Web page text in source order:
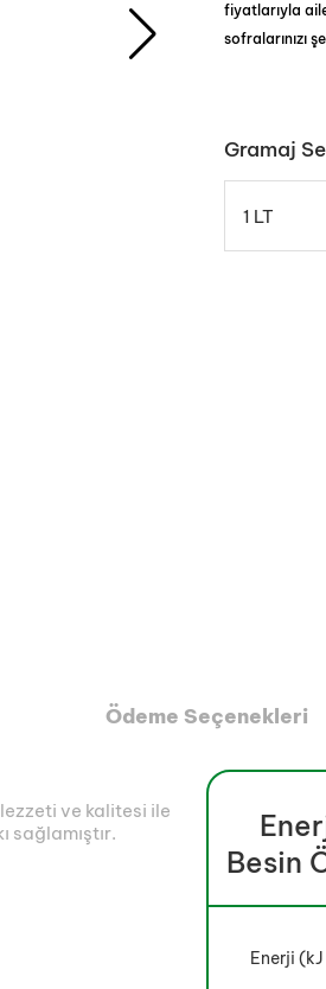
fiyatlarıyla
sofralarınızı
Gramaj
1 LT
Ödeme Seçenekleri
ve kalitesi ile
sağlamıştır.
Besin
Enerji